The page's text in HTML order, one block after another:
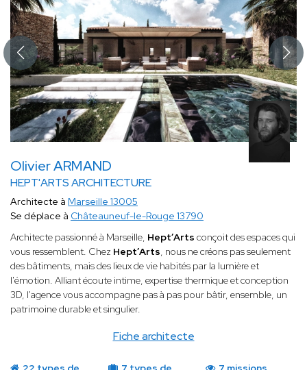
Olivier ARMAND
HEPT'ARTS ARCHITECTURE
Fiche architecte
Architecte à Marseille 13005
Se déplace à Châteauneuf-le-Rouge 13790
Architecte passionné à Marseille, Hept’Arts conçoit des espaces qui
vous ressemblent. Chez Hept’Arts, nous ne créons pas seulement
des bâtiments, mais des lieux de vie habités par la lumière et
l'émotion. Alliant écoute intime, expertise thermique et conception
3D, l'agence vous accompagne pas à pas pour bâtir, ensemble, un
patrimoine durable et singulier.